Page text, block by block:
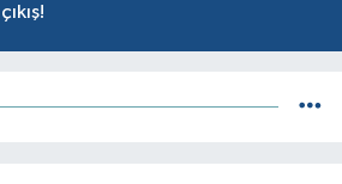
çıkış!